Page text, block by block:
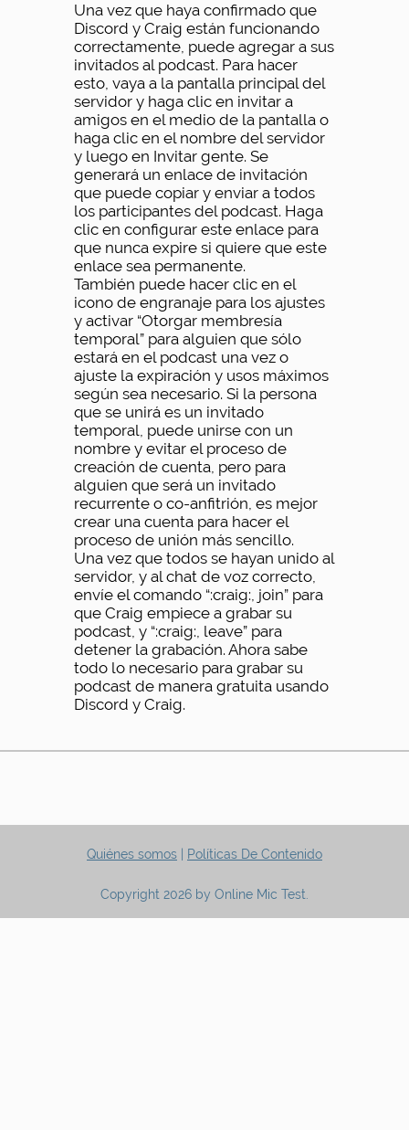
Una vez que haya confirmado que
Discord y Craig están funcionando
correctamente, puede agregar a sus
invitados al podcast. Para hacer
esto, vaya a la pantalla principal del
servidor y haga clic en invitar a
amigos en el medio de la pantalla o
haga clic en el nombre del servidor
y luego en Invitar gente. Se
generará un enlace de invitación
que puede copiar y enviar a todos
los participantes del podcast. Haga
clic en configurar este enlace para
que nunca expire si quiere que este
enlace sea permanente.
También puede hacer clic en el
icono de engranaje para los ajustes
y activar “Otorgar membresía
temporal” para alguien que sólo
estará en el podcast una vez o
ajuste la expiración y usos máximos
según sea necesario. Si la persona
que se unirá es un invitado
temporal, puede unirse con un
nombre y evitar el proceso de
creación de cuenta, pero para
alguien que será un invitado
recurrente o co-anfitrión, es mejor
crear una cuenta para hacer el
proceso de unión más sencillo.
Una vez que todos se hayan unido al
servidor, y al chat de voz correcto,
envíe el comando “:craig:, join” para
que Craig empiece a grabar su
podcast, y “:craig:, leave” para
detener la grabación. Ahora sabe
todo lo necesario para grabar su
podcast de manera gratuita usando
Discord y Craig.
Quiénes somos Políticas De Contenido
Copyright 2026 by Online Mic Test.